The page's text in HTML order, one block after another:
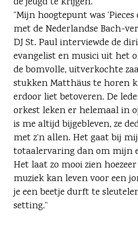
“Mijn hoogtepunt was
met de Nederlandse Bach-
DJ St. Paul interviewde de
evangelist en musici uit het
de bomvolle, uitverkochte
stukken Matthäus te horen
erdoor liet betoveren. De
orkest leken er helemaal in
is me altijd bijgebleven, ze
met z’n allen. Het gaat bij
totaalervaring dan om mijn
Het laat zo mooi zien
muziek kan leven voor een
je een beetje durft te
setting.”